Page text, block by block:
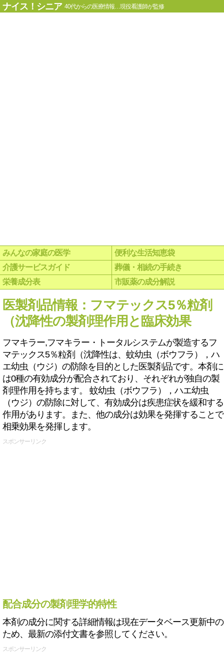
ナイス！シニア 40代からの医療情報…現役看護師が監修
みんなの家庭の医学
便利な生活知恵袋
介護サービスガイド
葬儀・相続の手続き
栄養成分表
市販薬の成分解説
医製剤品情報：フマテックス5％粒剤
（沈降性の製剤理作用と臨床効果
フマキラー,フマキラー・トータルシステムが製造するフ
マテックス5％粒剤（沈降性は、蚊幼虫（ボウフラ），ハ
エ幼虫（ウジ）の防除を目的とした医製剤品です。本剤に
は0種の有効成分が配合されており、それぞれが独自の製
剤理作用を持ちます。 蚊幼虫（ボウフラ），ハエ幼虫
（ウジ）の防除に対して、有効成分は疾患症状を緩和する
作用があります。また、他の成分は効果を発揮することで
相乗効果を発揮します。
スポンサーリンク
配合成分の製剤理学的特性
本剤の成分に関する詳細情報は現在データベース更新中の
ため、最新の添付文書を参照してください。
スポンサーリンク